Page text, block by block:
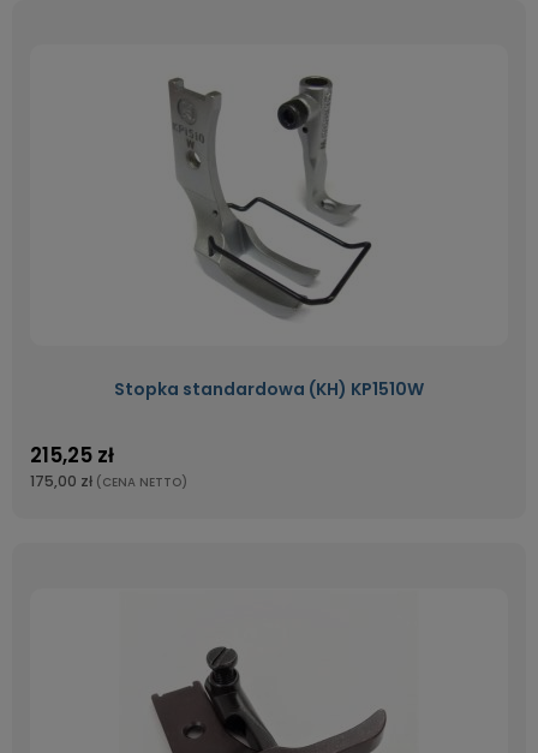
Stopka standardowa (KH) KP1510W
215,25 zł
175,00 zł (CENA NETTO)